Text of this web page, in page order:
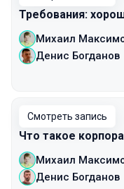
Требования:
Михаил
Денис Богданов
Смотреть запись
Что такое
Михаил
Денис Богданов